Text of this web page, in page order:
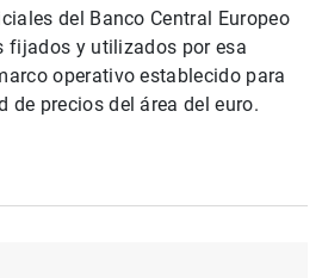
del Banco Central Europeo
fijados y utilizados por esa
operativo establecido para
de precios del área del euro.